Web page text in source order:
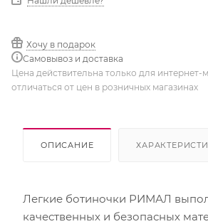
Хочу в подарок
Самовывоз и доставка
Цена действительна только для интернет-
отличаться от цен в розничных магазинах
ОПИСАНИЕ
Легкие ботиночки РИМАЛ
качественных и безопасных